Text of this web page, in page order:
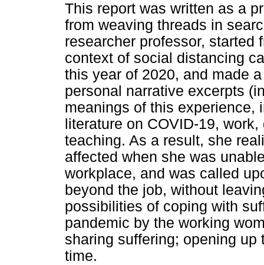
This report was written as a
from weaving threads in
researcher professor, started
context of social distancing
this year of 2020, and made
personal narrative excerpts
meanings of this experience,
literature on COVID-19,
teaching. As a result, she
affected when she was
workplace, and was called
beyond the job, without
possibilities of coping with
pandemic by the working
sharing suffering; opening
time.